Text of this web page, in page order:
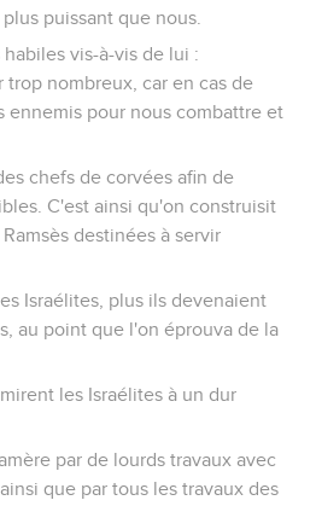
puissant que nous.
vis-à-vis de lui :
nombreux, car en cas de
ennemis pour nous combattre et
chefs de corvées afin de
C'est ainsi qu'on construisit
destinées à servir
Israélites, plus ils devenaient
au point que l'on éprouva de la
les Israélites à un dur
par de lourds travaux avec
que par tous les travaux des